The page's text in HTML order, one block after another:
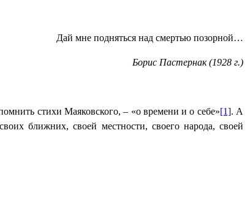
Дай мне подняться над смертью позорной…
Борис Пастернак (1928 г.)
стихи Маяковского, – «о времени и о себе»[1]. А
ближних, своей местности, своего народа, своей